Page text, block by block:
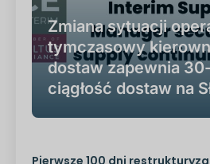
Zmiana sytuacji
tymczasowy
dostaw zapewnia
ciągłość dostaw na